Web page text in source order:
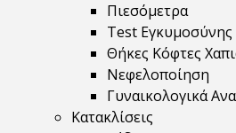
Πιεσόμετρα
Test Εγκυμοσύνης
Θήκες Κόφτες
Νεφελοποίηση
Γυναικολογικά
Κατακλίσεις